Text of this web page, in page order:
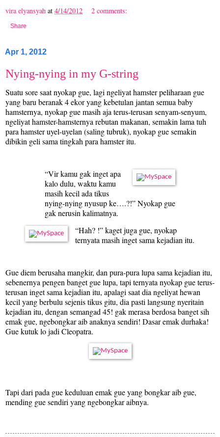
vira elyansyah at 4/14/2012 2 comments:
Share
Apr 1, 2012
Nying-nying in my G-string
Suatu sore saat nyokap gue, lagi ngeliyat hamster peliharaan gue
yang baru beranak 4 ekor yang kebetulan jantan semua baby
hamsternya, nyokap gue masih aja terus-terusan senyam-senyum,
ngeliyat hamster-hamsternya rebutan makanan, semakin lama tuh
para hamster uyel-uyelan (saling tubruk), nyokap gue semakin
dibikin geli sama tingkah para hamster itu.
“Vir kamu gak inget apa
kalo dulu, waktu kamu
masih kecil ada tikus
nying-nying nyusup ke….?!” Nyokap gue
gak nerusin kalimatnya.
“Hah? !” kaget juga gue, nyokap
ternyata masih inget sama kejadian itu.
Gue diem berusaha mangkir, dan pura-pura lupa sama kejadian itu,
sebenernya pengen banget gue lupa, tapi ternyata nyokap gue terus-
terusan inget sama kejadian itu, apalagi saat dia ngeliyat hewan
kecil yang berbulu sejenis tikus gitu, dia pasti langsung nyeritain
kejadian itu, dengan semangad 45! gak merasa berdosa banget sih
emak gue, ngebongkar aib anaknya sendiri! Dasar emak durhaka!
Gue kutuk lo jadi Cleopatra.
Tapi dari pada gue keduluan emak gue yang bongkar aib gue,
mending gue sendiri yang ngebongkar aibnya.